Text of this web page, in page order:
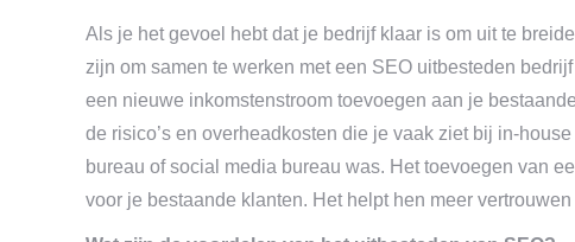
Als je het gevoel hebt dat je bedrijf klaar is om uit te
zijn om samen te werken met een SEO uitbesteden
een nieuwe inkomstenstroom toevoegen aan je
de risico’s en overheadkosten die je vaak ziet bij in-
bureau of social media bureau was. Het toevoegen van
voor je bestaande klanten. Het helpt hen meer